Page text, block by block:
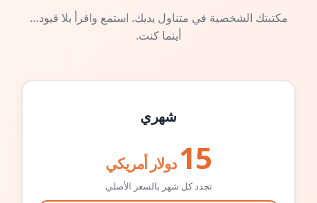
مكتبتك الشخصية في متناول يديك. استمع واقرأ بلا قيود…
أينما كنت.
شهري
15 دولار أمريكي
تجدد كل شهر بالسعر الأصلي